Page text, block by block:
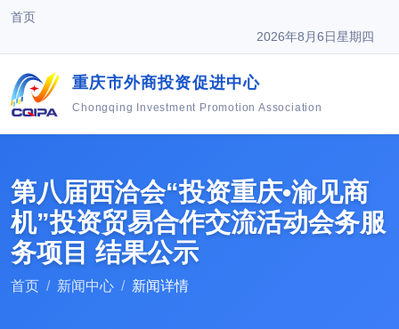
首页
2026年8月6日星期四
重庆市外商投资促进中心
Chongqing Investment Promotion Association
第八届西洽会“投资重庆•渝见商
机”投资贸易合作交流活动会务服
务项目 结果公示
首页 新闻中心 新闻详情